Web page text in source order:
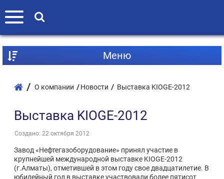
Mеню
О компании Новости Выставка KIOGE-2012
Выставка KIOGE-2012
Создано: 22 октября 2012
Завод «Нефтегазоборудование» принял участие в
крупнейшей международной выставке KIOGE-2012
(г.Алматы), отметившей в этом году свое двадцатилетие. В
юбилейный год в выставке участвовали более пятисот